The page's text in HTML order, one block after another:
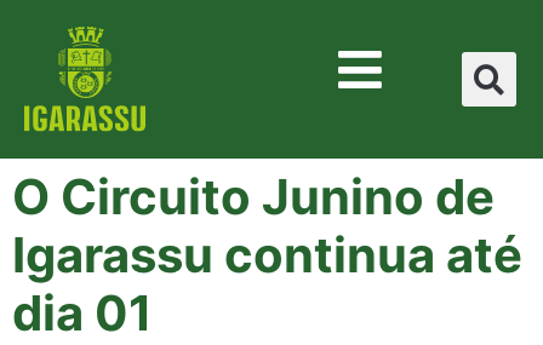
O Circuito Junino de
Igarassu continua até
dia 01